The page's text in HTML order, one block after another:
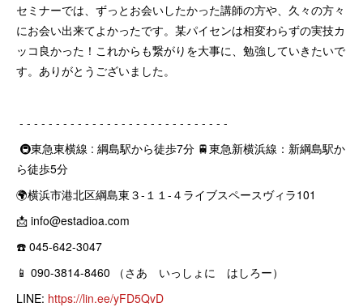
セミナーでは、ずっとお会いしたかった講師の方や、久々の方々
にお会い出来てよかったです。某パイセンは相変わらずの実技カ
ッコ良かった！これからも繋がりを大事に、勉強していきたいで
す。ありがとうございました。
‐ ‐ ‐ ‐ ‐ ‐ ‐ ‐ ‐ ‐ ‐ ‐ ‐ ‐ ‐ ‐ ‐ ‐ ‐ ‐ ‐ ‐ ‐ ‐ ‐ ‐ ‐ ‐ ‐
🚇東急東横線 : 綱島駅から徒歩7分 🚆東急新横浜線：新綱島駅か
ら徒歩5分
🌍横浜市港北区綱島東３-１１-４ライブスペースヴィラ101
📩 info@estadioa.com
☎️ 045-642-3047
📱 090-3814-8460 （さあ いっしょに はしろー）
LINE: https://lin.ee/yFD5QvD